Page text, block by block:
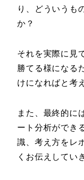
り、どういうも
か？
それを実際に見
勝てる様になる
けになればと考
また、最終的に
ート分析ができ
識、考え方をレ
くお伝えしてい